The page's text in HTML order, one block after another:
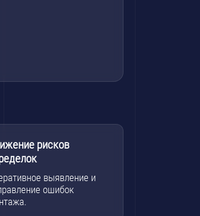
рисков
выявление и
ошибок